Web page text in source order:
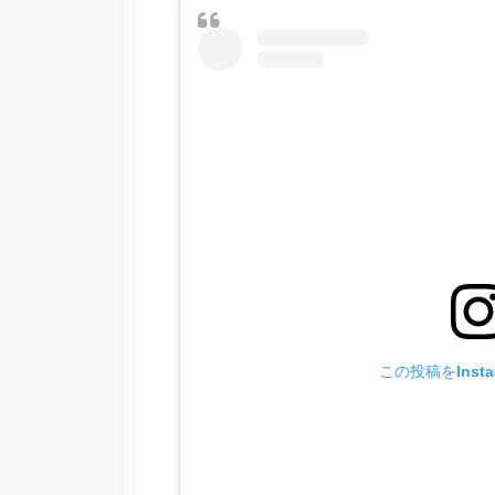
この投稿を